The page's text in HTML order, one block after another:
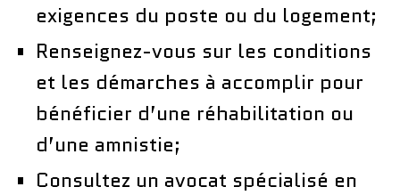
exigences du poste ou du logement;
Renseignez-vous sur les conditions
et les démarches à accomplir pour
bénéficier d’une réhabilitation ou
d’une amnistie;
Consultez un avocat spécialisé en